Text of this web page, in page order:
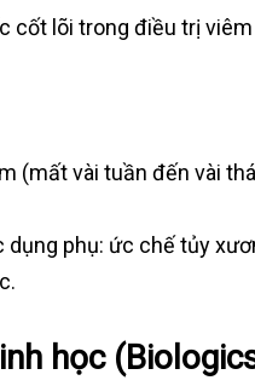
cốt lõi trong điều trị
(mất vài tuần đến vài
dụng phụ: ức chế tủy
học